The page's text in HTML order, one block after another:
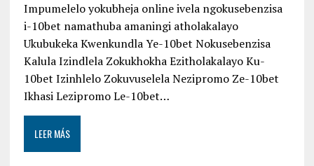
Impumelelo yokubheja online ivela ngokusebenzisa
i-10bet namathuba amaningi atholakalayo
Ukubukeka Kwenkundla Ye-10bet Nokusebenzisa
Kalula Izindlela Zokukhokha Ezitholakalayo Ku-
10bet Izinhlelo Zokuvuselela Nezipromo Ze-10bet
Ikhasi Lezipromo Le-10bet…
LEER MÁS